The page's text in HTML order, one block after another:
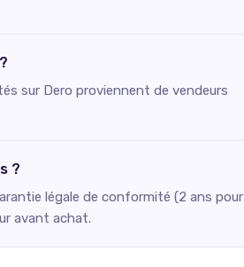
sur Dero proviennent de vendeurs
?
légale de conformité (2 ans pour
avant achat.